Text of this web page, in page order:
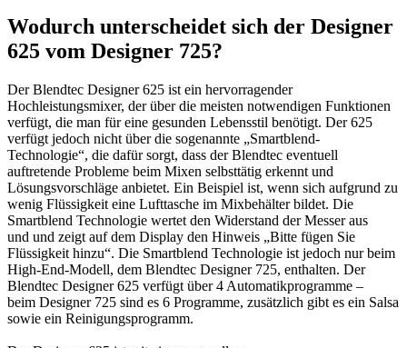
Wodurch unterscheidet sich der Designer
625 vom Designer 725?
Der Blendtec Designer 625 ist ein hervorragender
Hochleistungsmixer, der über die meisten notwendigen Funktionen
verfügt, die man für eine gesunden Lebensstil benötigt. Der 625
verfügt jedoch nicht über die sogenannte „Smartblend-
Technologie“, die dafür sorgt, dass der Blendtec eventuell
auftretende Probleme beim Mixen selbsttätig erkennt und
Lösungsvorschläge anbietet. Ein Beispiel ist, wenn sich aufgrund zu
wenig Flüssigkeit eine Lufttasche im Mixbehälter bildet. Die
Smartblend Technologie wertet den Widerstand der Messer aus
und und zeigt auf dem Display den Hinweis „Bitte fügen Sie
Flüssigkeit hinzu“. Die Smartblend Technologie ist jedoch nur beim
High-End-Modell, dem Blendtec Designer 725, enthalten. Der
Blendtec Designer 625 verfügt über 4 Automatikprogramme –
beim Designer 725 sind es 6 Programme, zusätzlich gibt es ein Salsa
sowie ein Reinigungsprogramm.